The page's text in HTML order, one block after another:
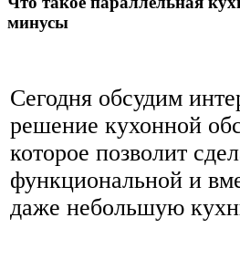
минусы
Сегодня обсудим
решение кухонной
которое позволит
функциональной и
даже небольшую